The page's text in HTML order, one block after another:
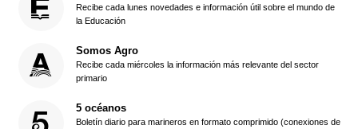
Recibe cada lunes novedades e información útil sobre el mundo de
la Educación
Somos Agro
Recibe cada miércoles la información más relevante del sector
primario
5 océanos
Boletín diario para marineros en formato comprimido (conexiones de